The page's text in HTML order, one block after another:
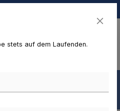
stets auf dem Laufenden.